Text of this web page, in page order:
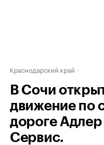
Краснодарский край
В Сочи
движение по
дороге
Сервис.